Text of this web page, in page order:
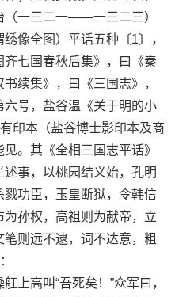
（一三二一——一三二三）
像全图）平话五种〔1〕，
齐七国春秋后集》，曰《秦
续集》，曰《三国志》，
号，盐谷温《关于明的小
印本（盐谷博士影印本及商
。其《全相三国志平话》
事，以桃园结义始，孔明
功臣，玉皇断狱，令韩信
孙权，高祖则为献帝，立
则远不逮，词不达意，粗
高叫“吾死矣！”众军曰，